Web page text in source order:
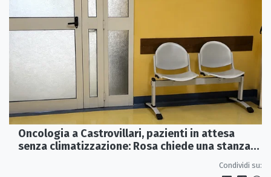
Oncologia a Castrovillari, pazienti in attesa
senza climatizzazione: Rosa chiede una stanza
Condividi su: